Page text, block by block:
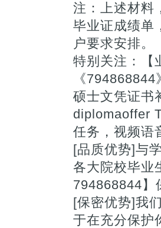
注：上述材料
毕业证成绩单
户要求安排。
特别关注：【
《
硕士文凭证
diplomaoffer
任务，视频语
[品质优势]与
各大院校毕业
794868844】
[保密优势]我
于在充分保护